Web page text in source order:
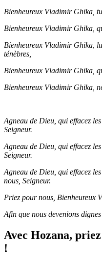
Bienheureux Vladimir Ghika,
Bienheureux Vladimir Ghika,
Bienheureux Vladimir Ghika,
ténèbres,
Bienheureux Vladimir Ghika,
Bienheureux Vladimir Ghika,
Agneau de Dieu, qui effacez
Seigneur.
Agneau de Dieu, qui effacez
Seigneur.
Agneau de Dieu, qui effacez
nous, Seigneur.
Priez pour nous, Bienheureux
Afin que nous devenions
Avec Hozana,
!